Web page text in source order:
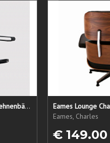
LC1 Ersatzsitz + Rücken + Armlehnenbänder
Eames Lounge
Eames, Charles
€ 149.00